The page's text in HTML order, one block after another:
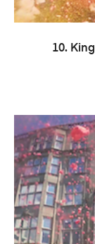
10.